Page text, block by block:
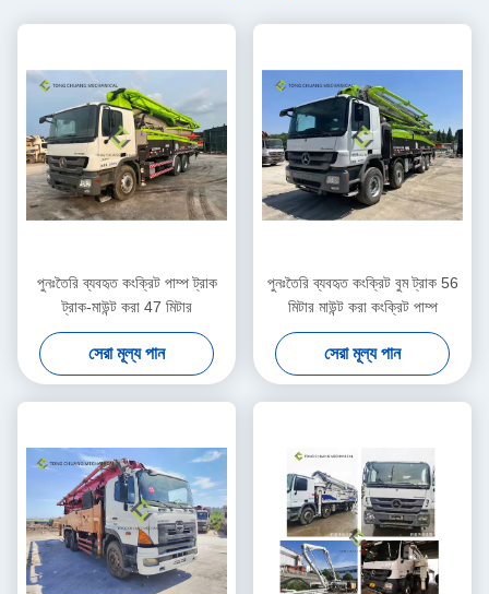
পুনঃতৈরি ব্যবহৃত কংক্রিট পাম্প ট্রাক
ট্রাক-মাউন্ট করা 47 মিটার
সেরা মূল্য পান
পুনঃতৈরি ব্যবহৃত কংক্রিট বুম ট্রাক 56
মিটার মাউন্ট করা কংক্রিট পাম্প
সেরা মূল্য পান